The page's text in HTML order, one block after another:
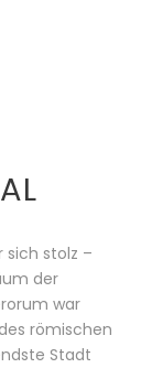
sich stolz –
der
war
römischen
Stadt